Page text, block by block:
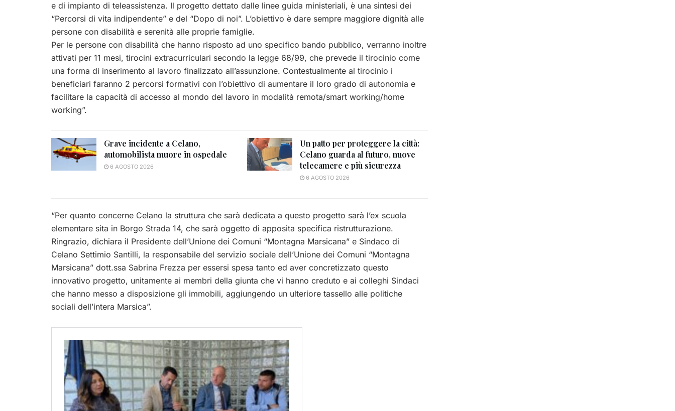
e di impianto di teleassistenza. Il progetto dettato dalle linee guida ministeriali, è una sintesi dei
“Percorsi di vita indipendente” e del “Dopo di noi”. L’obiettivo è dare sempre maggiore dignità alle
persone con disabilità e serenità alle proprie famiglie.
Per le persone con disabilità che hanno risposto ad uno specifico bando pubblico, verranno inoltre
attivati per 11 mesi, tirocini extracurriculari secondo la legge 68/99, che prevede il tirocinio come
una forma di inserimento al lavoro finalizzato all’assunzione. Contestualmente al tirocinio i
beneficiari faranno 2 percorsi formativi con l’obiettivo di aumentare il loro grado di autonomia e
facilitare la capacità di accesso al mondo del lavoro in modalità remota/smart working/home
working”.
Grave incidente a Celano,
automobilista muore in ospedale
6 AGOSTO 2026
Un patto per proteggere la città:
Celano guarda al futuro, nuove
telecamere e più sicurezza
6 AGOSTO 2026
“Per quanto concerne Celano la struttura che sarà dedicata a questo progetto sarà l’ex scuola
elementare sita in Borgo Strada 14, che sarà oggetto di apposita specifica ristrutturazione.
Ringrazio, dichiara il Presidente dell’Unione dei Comuni “Montagna Marsicana” e Sindaco di
Celano Settimio Santilli, la responsabile del servizio sociale dell’Unione dei Comuni “Montagna
Marsicana” dott.ssa Sabrina Frezza per essersi spesa tanto ed aver concretizzato questo
innovativo progetto, unitamente ai membri della giunta che vi hanno creduto e ai colleghi Sindaci
che hanno messo a disposizione gli immobili, aggiungendo un ulteriore tassello alle politiche
sociali dell’intera Marsica”.